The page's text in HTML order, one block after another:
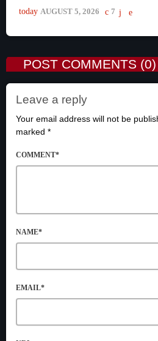
today AUGUST 5, 2026 7
POST COMMENTS (0)
Leave a reply
Your email address will not be
marked *
COMMENT*
NAME*
EMAIL*